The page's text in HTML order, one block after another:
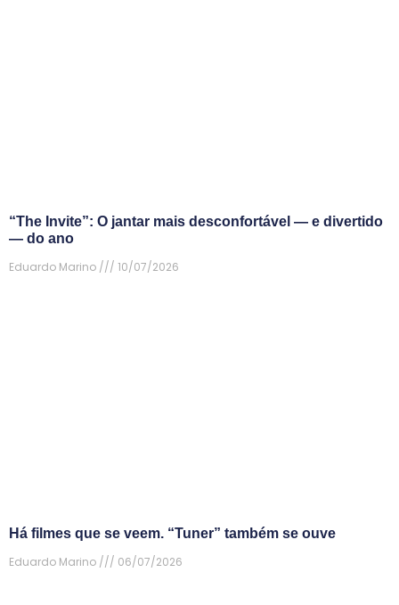
“The Invite”: O jantar mais desconfortável — e divertido
— do ano
Eduardo Marino
10/07/2026
Há filmes que se veem. “Tuner” também se ouve
Eduardo Marino
06/07/2026